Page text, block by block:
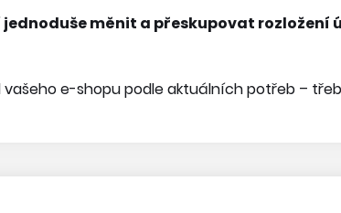
jednoduše měnit a přeskupovat rozložení
e-shopu podle aktuálních potřeb –